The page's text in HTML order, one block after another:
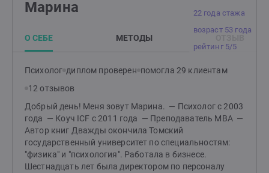
22 года стажа
возраст 53 года
рейтинг 5/5
Марина
О СЕБЕ МЕТОДЫ
Психолог диплом проверен помогла 29 клиентам
12 отзывов
Добрый день! Меня зовут Марина. — Психолог с 2003
года — Коуч ICF c 2011 года — Преподаватель МВА —
Автор книг Дважды окончила Томский
государственный университет по специальностям:
"физика" и "психология". Работала в бизнесе.
Шестнадцать лет была директором по персоналу